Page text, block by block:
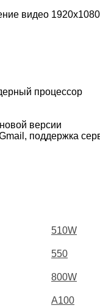
видео
процессор
версии
поддержка
510W
550
800W
A100